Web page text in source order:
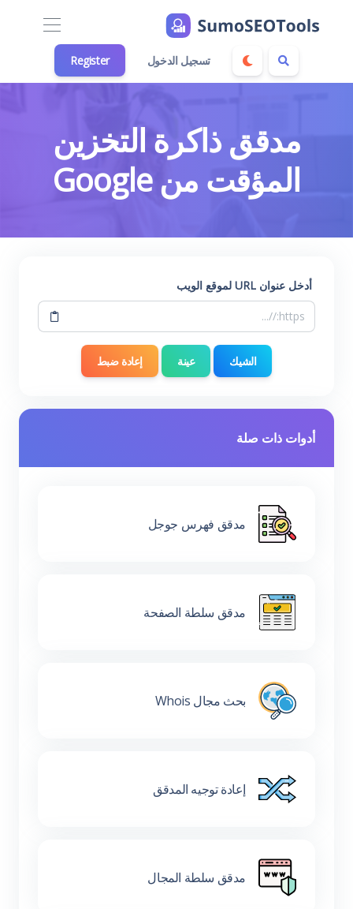
تسجيل الدخول Register
مدقق ذاكرة التخزين
المؤقت من Google
أدخل عنوان URL لموقع الويب
الشيك عينة إعادة ضبط
أدوات ذات صلة
مدقق فهرس جوجل
مدقق سلطة الصفحة
بحث مجال Whois
إعادة توجيه المدقق
مدقق سلطة المجال